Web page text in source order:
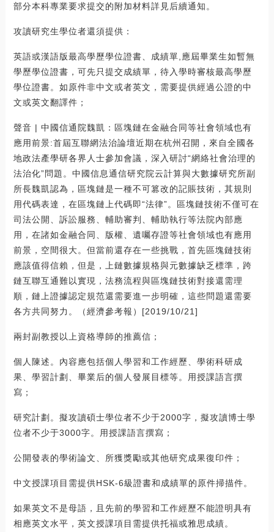
部分本科專業要求提交的附加材料詳見后續通知。
攻讀研究生學位者還須提供：
英語或漢語版最高學歷學位證書、成績單,應屆畢業生如暫無
學歷學位證書，可先只提交成績單，待入學時審核最高學歷
學位證書。如原件非中文或者英文，需要提供經過公證的中
文或英文翻譯件；
聲音 | 中國信通院魏凱：區塊鏈在金融合同等社會領域也有
應用前景:首屆互聯網法治論壇近期在杭州召開，來自全國各
地政法產學研各界人士參加會議，深入研討“網絡社會治理的
法治化”問題。中國信息通信研究院云計算與大數據研究所副
所長魏凱認為，區塊鏈是一種不可篡改的記賬技術，其規則
用代碼表達，在區塊鏈上代碼即“法律”。區塊鏈技術不僅可在
司法公開、訴訟服務、輔助審判、輔助執行等法院內部應
用，在諸如金融合同、版權、遺囑存證等社會領域也有應用
前景，空間很大。但當前還存在一些挑戰，首先區塊鏈技術
應該值得信賴，但是，上鏈數據規格與元數據缺乏標準，跨
鏈互聯互通難以實現，法務流程與區塊鏈技術對接還需理
順，鏈上證據認定規范還需要進一步明確，這些問題還需要
各方共同努力。（經濟參考報）[2019/10/21]
兩封副教授以上資格導師的推薦信；
個人陳述。內容應包括個人學習和工作經歷、學術科研成
果、學習計劃、畢業后的個人發展目標等。用授課語言撰
寫；
研究計劃。擬攻讀碩士學位者不少于2000字，擬攻讀博士學
位者不少于3000字。用授課語言撰寫；
公開發表的學術論文、所獲獎勵或其他研究成果復印件；
中文授課項目需提供HSK-6級證書和成績單的原件掃描件。
如果英文不是母語，且先前的學習和工作經歷不能證明具有
相應英文水平，英文授課項目需提供托福或雅思成績。